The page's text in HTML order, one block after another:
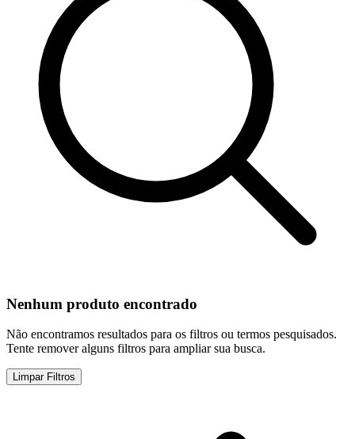
Nenhum produto encontrado
Não encontramos resultados para os filtros ou termos pesquisados.
Tente remover alguns filtros para ampliar sua busca.
Limpar Filtros